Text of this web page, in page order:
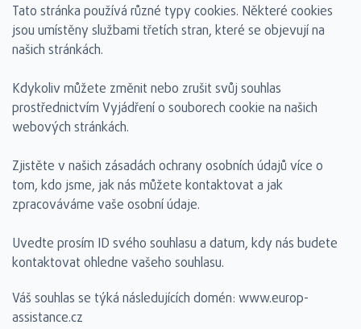
Tato stránka používá různé typy cookies. Některé cookies
jsou umístěny službami třetích stran, které se objevují na
našich stránkách.
Kdykoliv můžete změnit nebo zrušit svůj souhlas
prostřednictvím Vyjádření o souborech cookie na našich
webových stránkách.
Zjistěte v našich zásadách ochrany osobních údajů více o
tom, kdo jsme, jak nás můžete kontaktovat a jak
zpracováváme vaše osobní údaje.
Uvedte prosím ID svého souhlasu a datum, kdy nás budete
kontaktovat ohledne vašeho souhlasu.
Váš souhlas se týká následujících domén: www.europ-
assistance.cz